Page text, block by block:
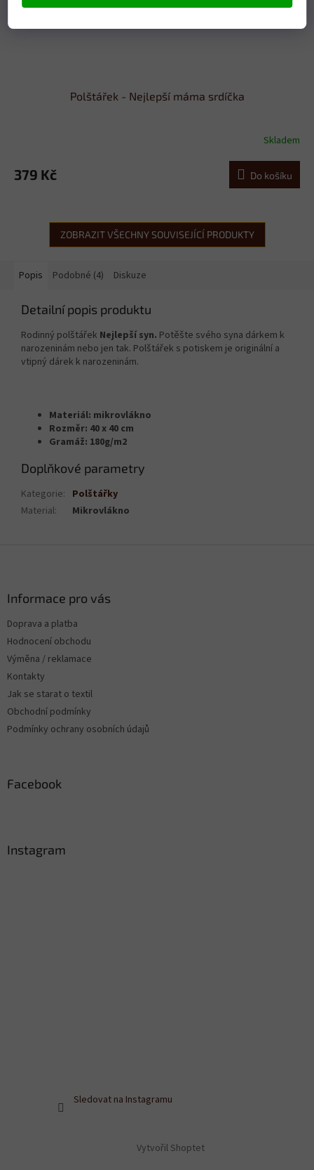
Polštářek - Nejlepší máma srdíčka
Skladem
379 Kč Do košíku
ZOBRAZIT VŠECHNY SOUVISEJÍCÍ PRODUKTY
Popis Podobné (4) Diskuze
Detailní popis produktu
Rodinný polštářek Nejlepší syn. Potěšte svého syna dárkem k
narozeninám nebo jen tak. Polštářek s potiskem je originální a
vtipný dárek k narozeninám.
Materiál: mikrovlákno
Rozměr: 40 x 40 cm
Gramáž: 180g/m2
Doplňkové parametry
Kategorie: Polštářky
Material: Mikrovlákno
Informace pro vás
Doprava a platba
Hodnocení obchodu
Výměna / reklamace
Kontakty
Jak se starat o textil
Obchodní podmínky
Podmínky ochrany osobních údajů
Facebook
Instagram
Sledovat na Instagramu
Vytvořil Shoptet